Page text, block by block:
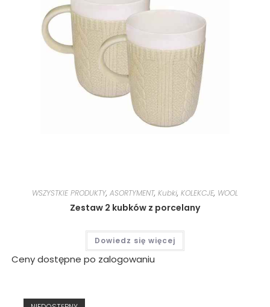
WSZYSTKIE PRODUKTY, ASORTYMENT, Kubki, KOLEKCJE, WOOL
Zestaw 2 kubków z porcelany
Dowiedz się więcej
Ceny dostępne po zalogowaniu